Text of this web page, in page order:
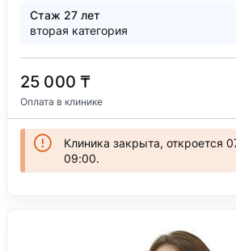
Стаж 27 лет
вторая категория
25 000 ₸
Оплата в клинике
Клиника закрыта, откроется
09:00.